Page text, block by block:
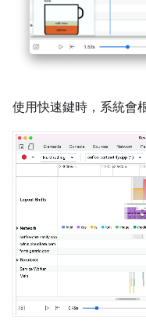
使用快速鍵時，系統會